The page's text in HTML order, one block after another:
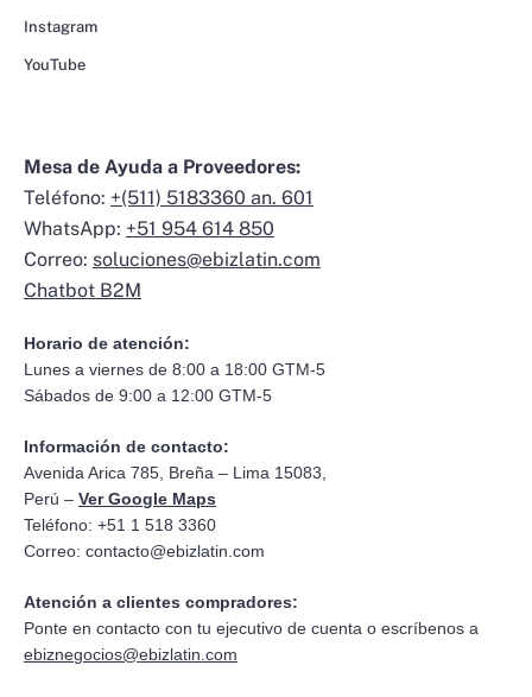
Instagram
YouTube
Mesa de Ayuda a Proveedores:
Teléfono: +(511) 5183360 an. 601
WhatsApp: +51 954 614 850
Correo: soluciones@ebizlatin.com
Chatbot B2M
Horario de atención:
Lunes a viernes de 8:00 a 18:00 GTM-5
Sábados de 9:00 a 12:00 GTM-5
Información de contacto:
Avenida Arica 785, Breña – Lima 15083,
Perú – Ver Google Maps
Teléfono: +51 1 518 3360
Correo: contacto@ebizlatin.com
Atención a clientes compradores:
Ponte en contacto con tu ejecutivo de cuenta o escríbenos a
ebiznegocios@ebizlatin.com